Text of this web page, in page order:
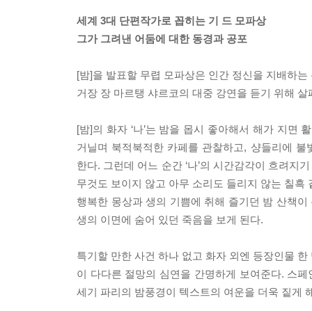
세계 3대 단편작가로 꼽히는 기 드 모파상
그가 그려낸 어둠에 대한 동경과 공포
[밤]을 발표할 무렵 모파상은 인간 정신을 지배하
거장 장 마르탱 샤르코의 대중 강연을 듣기 위해
[밤]의 화자 ‘나’는 밤을 몹시 좋아해서 해가 지면
거닐며 북적북적한 카페를 관찰하고, 샹들리에
한다. 그런데 어느 순간 ‘나’의 시간감각이 흐려
무것도 보이지 않고 아무 소리도 들리지 않는 칠흑
행복한 몽상과 생의 기쁨에 취해 즐기던 밤 산책
생의 이면에 숨어 있던 죽음을 보게 된다.
특기할 만한 사건 하나 없고 화자 외엔 등장인물
이 다다른 절망의 심연을 간명하게 보여준다. 스
세기 파리의 밤풍경이 텍스트의 여운을 더욱 짙게